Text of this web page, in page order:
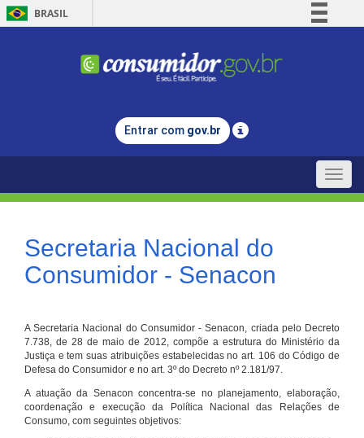
BRASIL
Comunica BR
Legislação
Entrar com gov.br
Toggle
Secretaria Nacional do
Consumidor - Senacon
A Secretaria Nacional do Consumidor - Senacon, criada pelo Decreto
7.738, de 28 de maio de 2012, compõe a estrutura do Ministério da
Justiça e tem suas atribuições estabelecidas no art. 106 do Código de
Defesa do Consumidor e no art. 3º do Decreto nº 2.181/97.
A atuação da Senacon concentra-se no planejamento, elaboração,
coordenação e execução da Política Nacional das Relações de
Consumo, com seguintes objetivos: